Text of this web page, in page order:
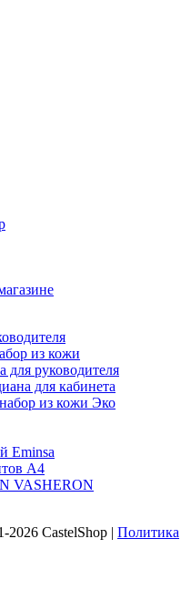
из кожи
для руководителя
для кабинета
из кожи Эко
Eminsa
А4
VASHERON
2026 CastelShop | Политика